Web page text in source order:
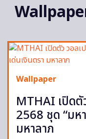
Wallpaper
MTHAI เปิดตั
2568 ชุด “มห
มหาลาภ